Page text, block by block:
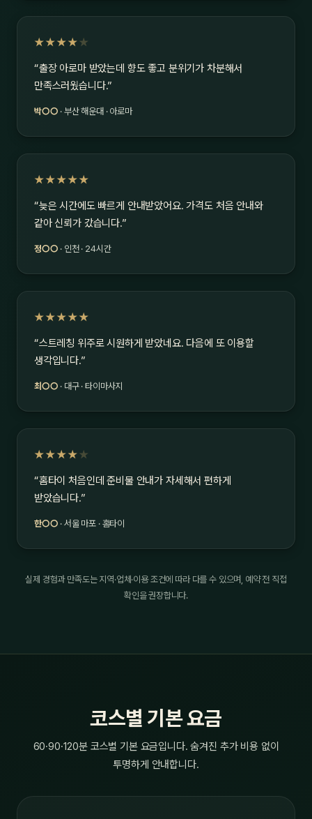
★★★★ ★
“출장 아로마 받았는데 향도 좋고 분위기가 차분해서
만족스러웠습니다.”
박○○ · 부산 해운대 · 아로마
★★★★★
“늦은 시간에도 빠르게 안내받았어요. 가격도 처음 안내와
같아 신뢰가 갔습니다.”
정○○ · 인천 · 24시간
★★★★★
“스트레칭 위주로 시원하게 받았네요. 다음에 또 이용할
생각입니다.”
최○○ · 대구 · 타이마사지
★★★★ ★
“홈타이 처음인데 준비물 안내가 자세해서 편하게
받았습니다.”
한○○ · 서울 마포 · 홈타이
실제 경험과 만족도는 지역·업체·이용 조건에 따라 다를 수 있으며, 예약 전 직접
확인을 권장합니다.
코스별 기본 요금
60·90·120분 코스별 기본 요금입니다. 숨겨진 추가 비용 없이
투명하게 안내합니다.